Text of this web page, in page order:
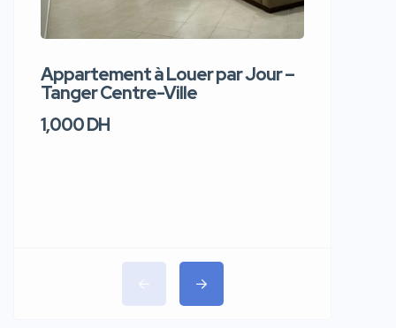
Appartement à Louer par Jour –
Tanger Centre-Ville
1,000 DH